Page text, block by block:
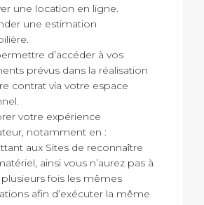
une location en ligne.
une estimation
d’accéder à vos
prévus dans la réalisation
contrat via votre espace
votre expérience
notamment en :
aux Sites de reconnaître
ainsi vous n’aurez pas à
fois les mêmes
afin d’exécuter la même